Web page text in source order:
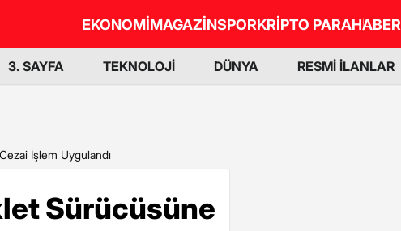
EKONOMİMAGAZİNSPORKRİPTO PARAHABER
3. SAYFA TEKNOLOJİ DÜNYA RESMİ İLANLAR
İşlem Uygulandı
Sürücüsüne